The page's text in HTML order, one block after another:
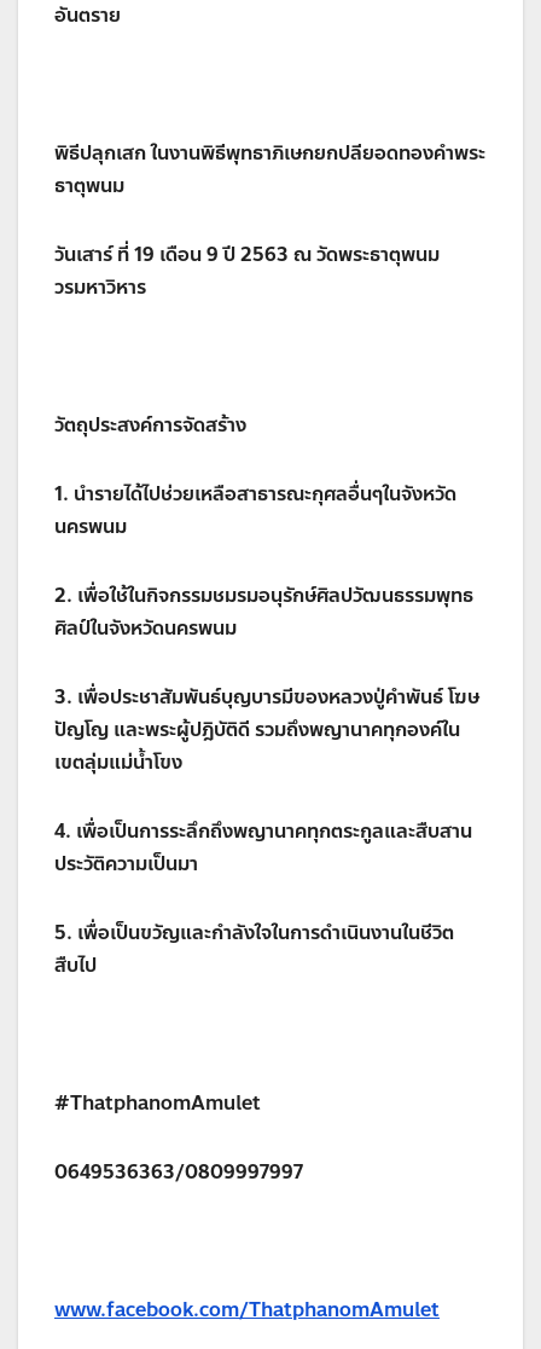
อันตราย
พิธีปลุกเสก ในงานพิธีพุทธาภิเษกยกปลียอดทองคำพระ
ธาตุพนม
วันเสาร์ ที่ 19 เดือน 9 ปี 2563 ณ วัดพระธาตุพนม
วรมหาวิหาร
วัตถุประสงค์การจัดสร้าง
1. นำรายได้ไปช่วยเหลือสาธารณะกุศลอื่นๆในจังหวัด
นครพนม
2. เพื่อใช้ในกิจกรรมชมรมอนุรักษ์ศิลปวัฒนธรรมพุทธ
ศิลป์ในจังหวัดนครพนม
3. เพื่อประชาสัมพันธ์บุญบารมีของหลวงปู่คำพันธ์ โฆษ
ปัญโญ และพระผู้ปฎิบัติดี รวมถึงพญานาคทุกองค์ใน
เขตลุ่มแม่น้ำโขง
4. เพื่อเป็นการระลึกถึงพญานาคทุกตระกูลและสืบสาน
ประวัติความเป็นมา
5. เพื่อเป็นขวัญและกำลังใจในการดำเนินงานในชีวิต
สืบไป
#ThatphanomAmulet
0649536363/0809997997
www.facebook.com/ThatphanomAmulet